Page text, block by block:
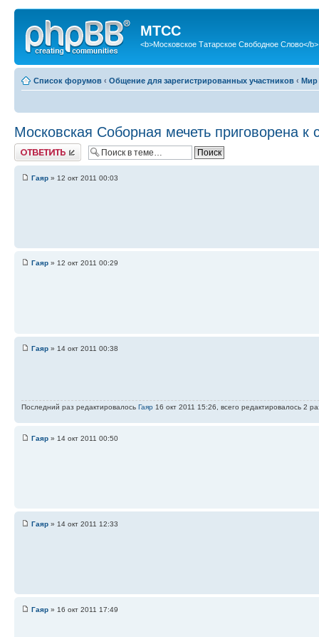
МТСС
<b>Московское Татарское Свободное Слово</b>
Список форумов ‹ Общение для зарегистрированных участников ‹ Мир
Московская Соборная мечеть приговорена к
Ответить
Гаяр » 12 окт 2011 00:03
Гаяр » 12 окт 2011 00:29
Гаяр » 14 окт 2011 00:38
Последний раз редактировалось Гаяр 16 окт 2011 15:26, всего редактировалось 2
Гаяр » 14 окт 2011 00:50
Гаяр » 14 окт 2011 12:33
Гаяр » 16 окт 2011 17:49